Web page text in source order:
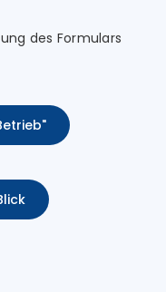
des Formulars